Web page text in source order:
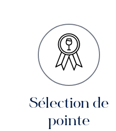
Sélection de
pointe